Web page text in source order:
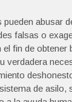
pueden abusar
falsas o
el fin de obtener
verdadera
de asilo,